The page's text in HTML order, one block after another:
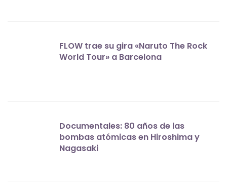
FLOW trae su gira «Naruto The Rock
World Tour» a Barcelona
Documentales: 80 años de las
bombas atómicas en Hiroshima y
Nagasaki